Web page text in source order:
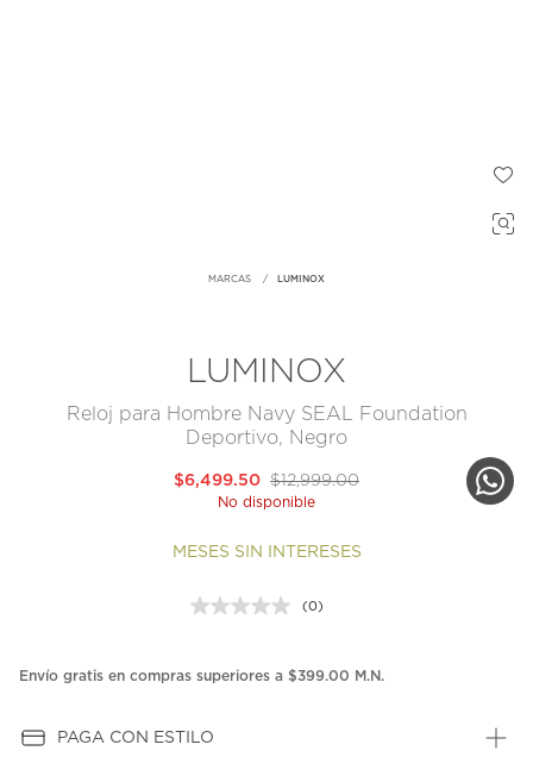
MARCAS LUMINOX
LUMINOX
Reloj para Hombre Navy SEAL Foundation
Deportivo, Negro
$12,999.00
$6,499.50
No disponible
MESES SIN INTERESES
Sin
en
(0)
Envío gratis en compras superiores a $399.00 M.N.
PAGA CON ESTILO